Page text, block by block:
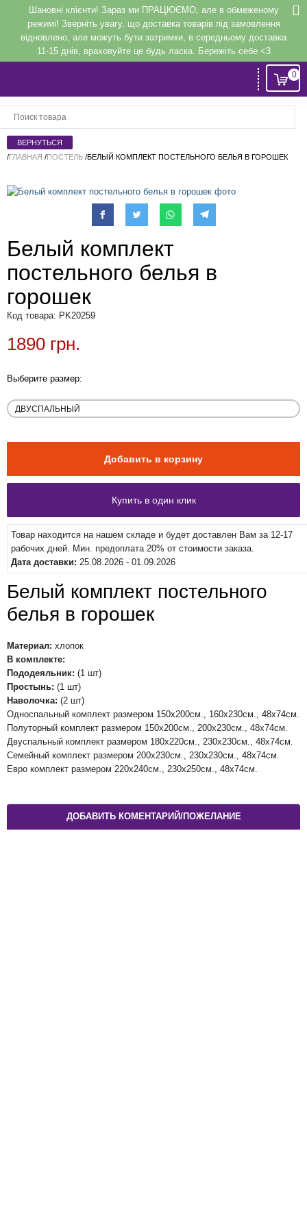
Шановні клієнти! Зараз ми ПРАЦЮЄМО, але в обмеженому
режимі! Зверніть увагу, що доставка товарів під замовлення
відновлено, але можуть бути затримки, в середньому доставка
11-15 днів, враховуйте це будь ласка. Бережіть себе <3
0
/ГЛАВНАЯ /ПОСТЕЛЬ /БЕЛЫЙ КОМПЛЕКТ ПОСТЕЛЬНОГО БЕЛЬЯ В ГОРОШЕК
Белый комплект
постельного белья в
горошек
Код товара: PK20259
1890 грн.
Выберите размер:
Товар находится на нашем складе и будет доставлен Вам за 12-17
рабочих дней. Мин. предоплата 20% от стоимости заказа.
Дата доставки: 25.08.2026 - 01.09.2026
Белый комплект постельного
белья в горошек
Материал: хлопок
В комплекте:
Пододеяльник: (1 шт)
Простынь: (1 шт)
Наволочка: (2 шт)
Односпальный комплект размером 150х200см., 160х230см., 48х74см.
Полуторный комплект размером 150х200см., 200х230см., 48х74см.
Двуспальный комплект размером 180х220см., 230х230см., 48х74см.
Семейный комплект размером 200х230см., 230х230см., 48х74см.
Евро комплект размером 220х240см., 230х250см., 48х74см.
ДОБАВИТЬ КОМЕНТАРИЙ/ПОЖЕЛАНИЕ
ВходилиРегистрация